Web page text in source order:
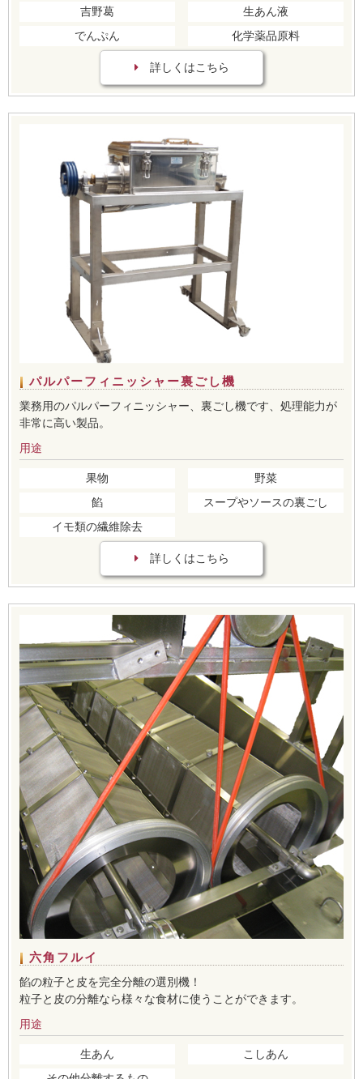
吉野葛
生あん液
でんぷん
化学薬品原料
詳しくはこちら
パルパーフィニッシャー裏ごし機
業務用のパルパーフィニッシャー、裏ごし機です、処理能力が
非常に高い製品。
用途
果物
野菜
餡
スープやソースの裏ごし
イモ類の繊維除去
詳しくはこちら
六角フルイ
餡の粒子と皮を完全分離の選別機！
粒子と皮の分離なら様々な食材に使うことができます。
用途
生あん
こしあん